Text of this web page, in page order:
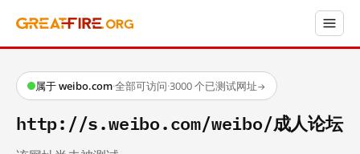
属于 weibo.com·全部可访问·3000 个已测试网址→
http://s.weibo.com/weibo/成人论坛